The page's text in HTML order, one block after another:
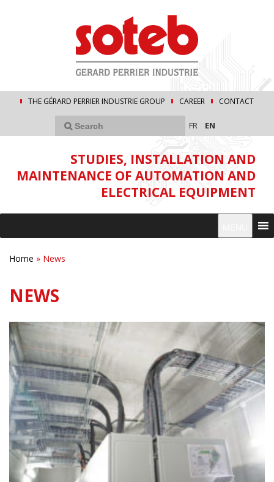
THE GÉRARD PERRIER INDUSTRIE GROUP CAREER CONTACT
FR EN
STUDIES, INSTALLATION AND
MAINTENANCE OF AUTOMATION AND
ELECTRICAL EQUIPMENT
Home » News
NEWS